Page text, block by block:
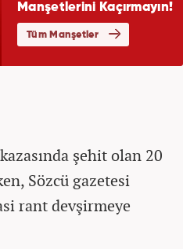
şehit olan 20
Sözcü gazetesi
rant devşirmeye